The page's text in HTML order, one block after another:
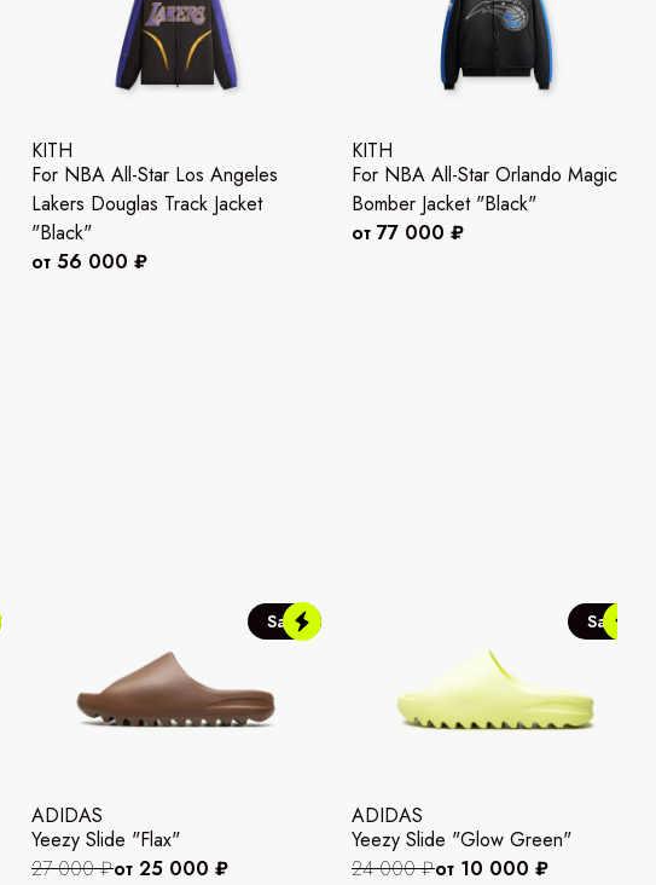
KITH
For NBA All-Star Los Angeles
Lakers Douglas Track Jacket
"Black"
от 56 000 ₽
KITH
For NBA All-Star Orlando Magic
Bomber Jacket "Black"
от 77 000 ₽
Sale
ADIDAS
Yeezy Slide "Flax"
27 000 ₽от 25 000 ₽
Sale
ADIDAS
Yeezy Slide "Glow Green"
24 000 ₽от 10 000 ₽